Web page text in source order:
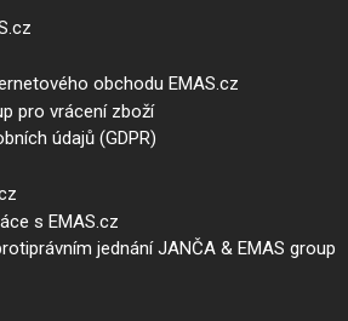
obchodu EMAS.cz
pro vrácení zboží
údajů (GDPR)
s EMAS.cz
jednání JANČA & EMAS group